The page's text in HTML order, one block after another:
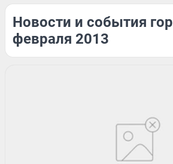
Новости и события
февраля 2013